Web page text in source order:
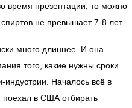
время презентации, то можно
не превышает 7-8 лет.
много длиннее. И она
того, какие нужны сроки
индустрии. Началось всё в
поехал в США отбирать